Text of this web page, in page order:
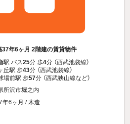
年6ヶ月 2階建の賃貸物件
駅 バス25分 歩4分 （西武池袋線）
丘駅 歩43分 （西武池袋線）
場前駅 歩57分 （西武狭山線など）
所沢市堀之内
年6ヶ月 / 木造